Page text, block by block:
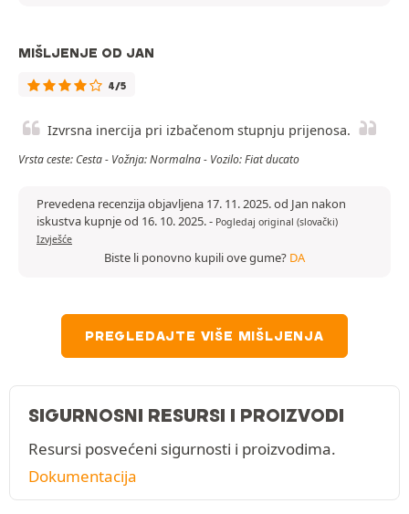
MIŠLJENJE OD JAN
4/5
Izvrsna inercija pri izbačenom stupnju prijenosa.
Vrsta ceste: Cesta - Vožnja: Normalna - Vozilo: Fiat ducato
Prevedena recenzija objavljena 17. 11. 2025. od Jan nakon
iskustva kupnje od 16. 10. 2025.- Pogledaj original (slovački)
Izvješće
Biste li ponovno kupili ove gume? DA
PREGLEDAJTE VIŠE MIŠLJENJA
SIGURNOSNI RESURSI I PROIZVODI
Resursi posvećeni sigurnosti i proizvodima.
Dokumentacija